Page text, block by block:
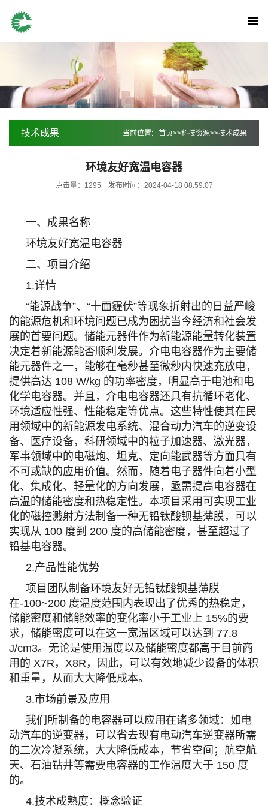
技术成果 当前位置: 首页>>科技资源>>技术成果
环境友好宽温电容器
点击量：1295 发布时间：2024-04-18 08:59:07
一、成果名称
环境友好宽温电容器
二、项目介绍
1.详情
“能源战争”、“十面霾伏”等现象折射出的日益严峻
的能源危机和环境问题已成为困扰当今经济和社会发
展的首要问题。储能元器件作为新能源能量转化装置
决定着新能源能否顺利发展。介电电容器作为主要储
能元器件之一，能够在毫秒甚至微秒内快速充放电，
提供高达 108 W/kg 的功率密度，明显高于电池和电
化学电容器。并且，介电电容器还具有抗循环老化、
环境适应性强、性能稳定等优点。这些特性使其在民
用领域中的新能源发电系统、混合动力汽车的逆变设
备、医疗设备，科研领域中的粒子加速器、激光器，
军事领域中的电磁炮、坦克、定向能武器等方面具有
不可或缺的应用价值。然而，随着电子器件向着小型
化、集成化、轻量化的方向发展，亟需提高电容器在
高温的储能密度和热稳定性。本项目采用可实现工业
化的磁控溅射方法制备一种无铅钛酸钡基薄膜，可以
实现从 100 度到 200 度的高储能密度，甚至超过了
铅基电容器。
2.产品性能优势
项目团队制备环境友好无铅钛酸钡基薄膜
在-100~200 度温度范围内表现出了优秀的热稳定，
储能密度和储能效率的变化率小于工业上 15%的要
求，储能密度可以在这一宽温区域可以达到 77.8
J/cm3。无论是使用温度以及储能密度都高于目前商
用的 X7R，X8R，因此，可以有效地减少设备的体积
和重量，从而大大降低成本。
3.市场前景及应用
我们所制备的电容器可以应用在诸多领域：如电
动汽车的逆变器，可以省去现有电动汽车逆变器所需
的二次冷凝系统，大大降低成本，节省空间；航空航
天、石油钻井等需要电容器的工作温度大于 150 度
的。
4.技术成熟度：概念验证